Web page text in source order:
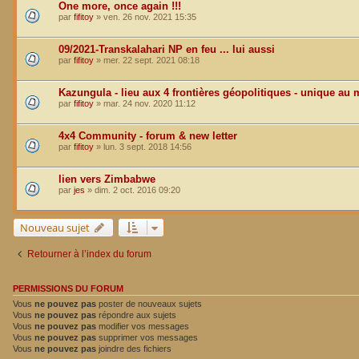
One more, once again !!!
par fifitoy » ven. 26 nov. 2021 15:35
09/2021-Transkalahari NP en feu ... lui aussi
par fifitoy » mer. 22 sept. 2021 08:18
Kazungula - lieu aux 4 frontières géopolitiques - unique au
par fifitoy » mar. 24 nov. 2020 11:12
4x4 Community - forum & new letter
par fifitoy » lun. 3 sept. 2018 14:56
lien vers Zimbabwe
par jes » dim. 2 oct. 2016 09:20
Nouveau sujet
Retourner à l’index du forum
PERMISSIONS DU FORUM
Vous ne pouvez pas poster de nouveaux sujets
Vous ne pouvez pas répondre aux sujets
Vous ne pouvez pas modifier vos messages
Vous ne pouvez pas supprimer vos messages
Vous ne pouvez pas joindre des fichiers